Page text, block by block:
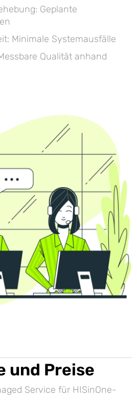
Geplante
Minimale Systemausfälle
Qualität anhand
und Preise
Service für HISinOne-